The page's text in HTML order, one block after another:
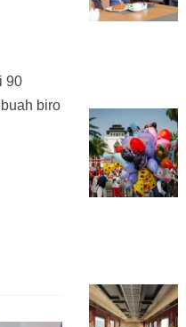
90
biro